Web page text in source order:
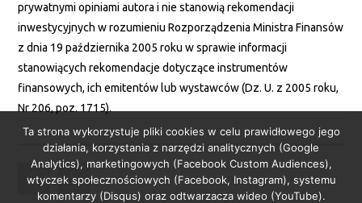
prywatnymi opiniami autora i nie stanowią rekomendacji
inwestycyjnych w rozumieniu Rozporządzenia Ministra Finansów
z dnia 19 października 2005 roku w sprawie informacji
stanowiących rekomendacje dotyczące instrumentów
finansowych, ich emitentów lub wystawców (Dz. U. z 2005 roku,
Nr 206, poz. 1715).
Ta strona wykorzystuje pliki cookies w celu prawidłowego jego
działania, korzystania z narzędzi analitycznych (Google
Analytics), marketingowych (Facebook Custom Audiences),
wtyczek społecznościowych (Facebook, Instagram), systemu
komentarzy (Disqus) oraz odtwarzacza wideo (YouTube).